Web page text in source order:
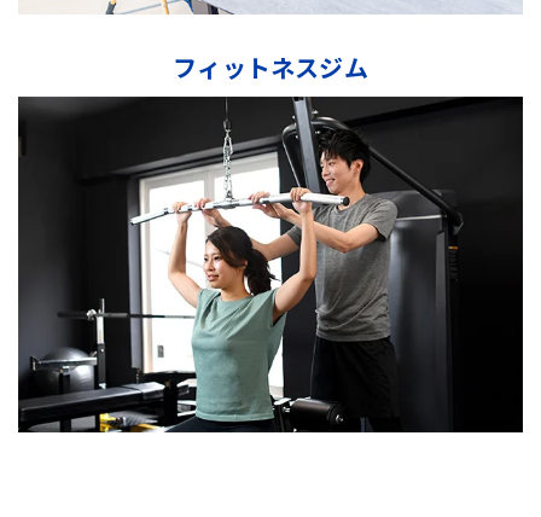
フィットネスジム